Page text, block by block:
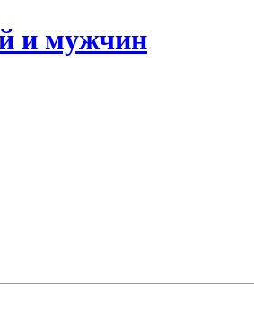
и мужчин